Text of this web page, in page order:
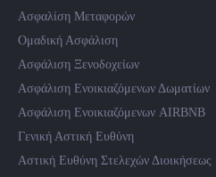
Ασφαλίση Μεταφορών
Ομαδική Ασφάλιση
Ασφάλιση Ξενοδοχείων
Ασφάλιση Ενοικιαζόμενων Δωματίων
Ασφάλιση Ενοικιαζόμενων AIRBNB
Γενική Αστική Ευθύνη
Αστική Ευθύνη Στελεχών Διοικήσεως